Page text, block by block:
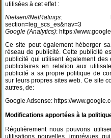
utilisées à cet effet :
Nielsen//NetRatings: http://
section=leg_scs_es&nav=3
Google (Analytics): https://
Ce site peut également héberger
réseau de publicité. Cette publicité
publicité qui utilisent également
publicitaires en relation aux
publicité a sa propre politique de
sur leurs propres sites web. Ce site
autres, de:
Google Adsense: https://
Modifications apportées à la
Régulièrement nous pouvons
utilisations nouvelles, imprévues